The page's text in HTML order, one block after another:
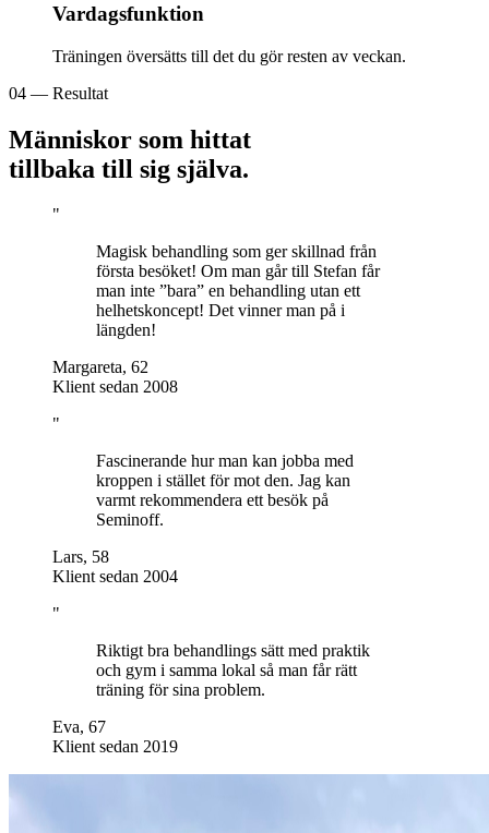
Vardagsfunktion
Träningen översätts till det du gör resten av veckan.
04 — Resultat
Människor som hittat
tillbaka till sig själva.
"
Magisk behandling som ger skillnad från
första besöket! Om man går till Stefan får
man inte ”bara” en behandling utan ett
helhetskoncept! Det vinner man på i
längden!
Margareta, 62
Klient sedan 2008
"
Fascinerande hur man kan jobba med
kroppen i stället för mot den. Jag kan
varmt rekommendera ett besök på
Seminoff.
Lars, 58
Klient sedan 2004
"
Riktigt bra behandlings sätt med praktik
och gym i samma lokal så man får rätt
träning för sina problem.
Eva, 67
Klient sedan 2019